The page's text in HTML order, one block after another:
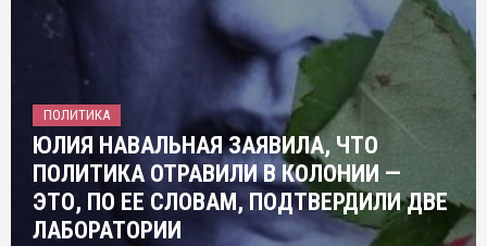
ПОЛИТИКА
ЮЛИЯ НАВАЛЬНАЯ ЗАЯВИЛА, ЧТО
ПОЛИТИКА ОТРАВИЛИ В КОЛОНИИ —
ЭТО, ПО ЕЕ СЛОВАМ, ПОДТВЕРДИЛИ ДВЕ
ЛАБОРАТОРИИ